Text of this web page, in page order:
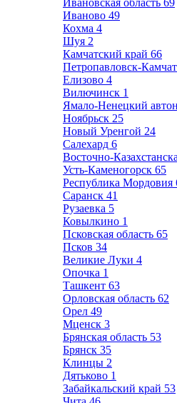
Ивановская область 69
Иваново 49
Кохма 4
Шуя 2
Камчатский край 66
Петропавловск-
Елизово 4
Вилючинск 1
Ямало-Ненецкий
Ноябрьск 25
Новый Уренгой 24
Салехард 6
Восточно-
Усть-Каменогорск 65
Республика Мордовия
Саранск 41
Рузаевка 5
Ковылкино 1
Псковская область 65
Псков 34
Великие Луки 4
Опочка 1
Ташкент 63
Орловская область 62
Орел 49
Мценск 3
Брянская область 53
Брянск 35
Клинцы 2
Дятьково 1
Забайкальский край 53